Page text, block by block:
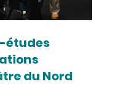
études
du Nord